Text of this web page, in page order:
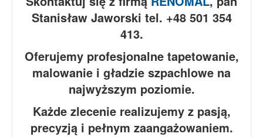
Stanisław Jaworski tel. +48 501 354
413.
Oferujemy profesjonalne tapetowanie,
malowanie i gładzie szpachlowe na
najwyższym poziomie.
Każde zlecenie realizujemy z pasją,
precyzją i pełnym zaangażowaniem.